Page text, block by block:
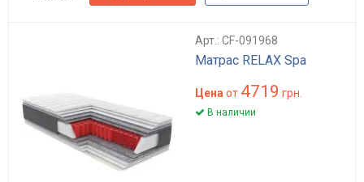
Арт.: CF-091968
Матрас RELAX Spa
Цена от 4719 грн.
В наличии